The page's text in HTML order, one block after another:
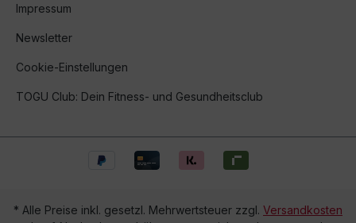
Impressum
Newsletter
Cookie-Einstellungen
TOGU Club: Dein Fitness- und Gesundheitsclub
* Alle Preise inkl. gesetzl. Mehrwertsteuer zzgl. Versandkosten